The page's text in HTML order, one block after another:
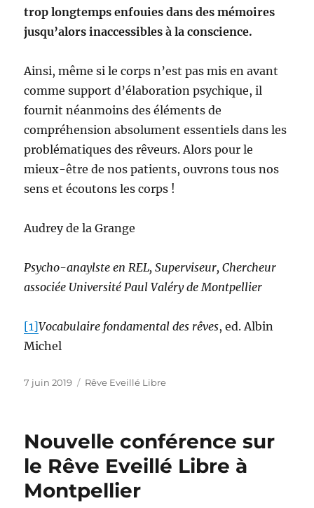
trop longtemps enfouies dans des mémoires
jusqu’alors inaccessibles à la conscience.
Ainsi, même si le corps n’est pas mis en avant
comme support d’élaboration psychique, il
fournit néanmoins des éléments de
compréhension absolument essentiels dans les
problématiques des rêveurs. Alors pour le
mieux-être de nos patients, ouvrons tous nos
sens et écoutons les corps !
Audrey de la Grange
Psycho-anaylste en REL, Superviseur, Chercheur
associée Université Paul Valéry de Montpellier
[1]Vocabulaire fondamental des rêves, ed. Albin
Michel
Publié
7 juin 2019 Catégories
Rêve Eveillé Libre
Nouvelle conférence sur
le Rêve Eveillé Libre à
Montpellier